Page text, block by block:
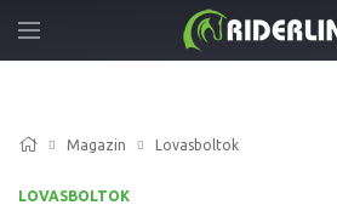
Magazin Lovasboltok
LOVASBOLTOK